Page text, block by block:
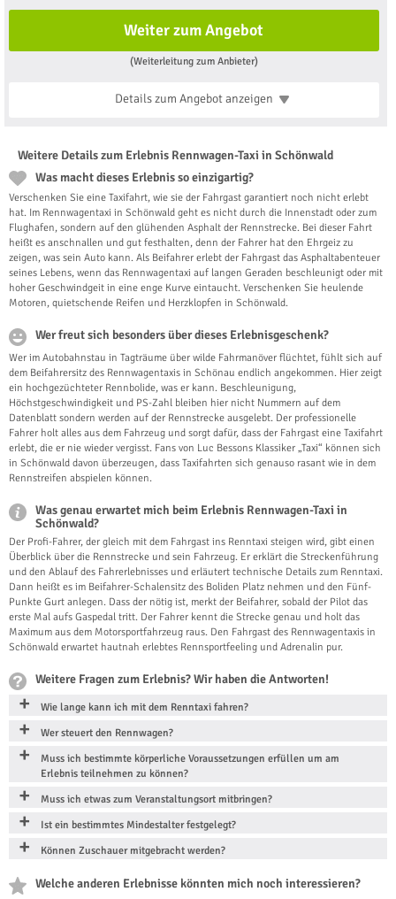
Weiter zum Angebot
(Weiterleitung zum Anbieter)
Details zum Angebotanzeigen
Weitere Details zum Erlebnis Rennwagen-Taxi in Schönwald
Was macht dieses Erlebnis so einzigartig?
Verschenken Sie eine Taxifahrt, wie sie der Fahrgast garantiert noch nicht erlebt
hat. Im Rennwagentaxi in Schönwald geht es nicht durch die Innenstadt oder zum
Flughafen, sondern auf den glühenden Asphalt der Rennstrecke. Bei dieser Fahrt
heißt es anschnallen und gut festhalten, denn der Fahrer hat den Ehrgeiz zu
zeigen, was sein Auto kann. Als Beifahrer erlebt der Fahrgast das Asphaltabenteuer
seines Lebens, wenn das Rennwagentaxi auf langen Geraden beschleunigt oder mit
hoher Geschwindgeit in eine enge Kurve eintaucht. Verschenken Sie heulende
Motoren, quietschende Reifen und Herzklopfen in Schönwald.
Wer freut sich besonders über dieses Erlebnisgeschenk?
Wer im Autobahnstau in Tagträume über wilde Fahrmanöver flüchtet, fühlt sich auf
dem Beifahrersitz des Rennwagentaxis in Schönau endlich angekommen. Hier zeigt
ein hochgezüchteter Rennbolide, was er kann. Beschleunigung,
Höchstgeschwindigkeit und PS-Zahl bleiben hier nicht Nummern auf dem
Datenblatt sondern werden auf der Rennstrecke ausgelebt. Der professionelle
Fahrer holt alles aus dem Fahrzeug und sorgt dafür, dass der Fahrgast eine Taxifahrt
erlebt, die er nie wieder vergisst. Fans von Luc Bessons Klassiker „Taxi“ können sich
in Schönwald davon überzeugen, dass Taxifahrten sich genauso rasant wie in dem
Rennstreifen abspielen können.
Was genau erwartet mich beim Erlebnis Rennwagen-Taxi in
Schönwald?
Der Profi-Fahrer, der gleich mit dem Fahrgast ins Renntaxi steigen wird, gibt einen
Überblick über die Rennstrecke und sein Fahrzeug. Er erklärt die Streckenführung
und den Ablauf des Fahrerlebnisses und erläutert technische Details zum Renntaxi.
Dann heißt es im Beifahrer-Schalensitz des Boliden Platz nehmen und den Fünf-
Punkte Gurt anlegen. Dass der nötig ist, merkt der Beifahrer, sobald der Pilot das
erste Mal aufs Gaspedal tritt. Der Fahrer kennt die Strecke genau und holt das
Maximum aus dem Motorsportfahrzeug raus. Den Fahrgast des Rennwagentaxis in
Schönwald erwartet hautnah erlebtes Rennsportfeeling und Adrenalin pur.
Weitere Fragen zum Erlebnis? Wir haben die Antworten!
Wie lange kann ich mit dem Renntaxi fahren?
Wer steuert den Rennwagen?
Muss ich bestimmte körperliche Voraussetzungen erfüllen um am
Erlebnis teilnehmen zu können?
Muss ich etwas zum Veranstaltungsort mitbringen?
Ist ein bestimmtes Mindestalter festgelegt?
Können Zuschauer mitgebracht werden?
Welche anderen Erlebnisse könnten mich noch interessieren?